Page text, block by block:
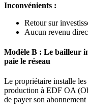
Inconvénients :
Retour sur
Aucun revenu
Modèle B : Le bailleur
paie le réseau
Le propriétaire installe
production à EDF OA
de payer son abonnement